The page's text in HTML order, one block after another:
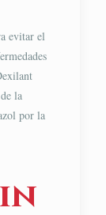
evitar el
la
por la